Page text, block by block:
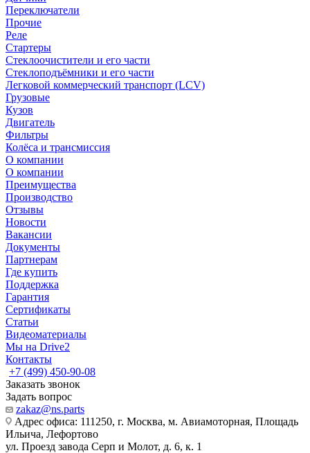
Переключатели
Прочие
Реле
Стартеры
Стеклоочистители и его части
Стеклоподъёмники и его части
Легковой коммерческий транспорт (LCV)
Грузовые
Кузов
Двигатель
Фильтры
Колёса и трансмиссия
О компании
О компании
Преимущества
Производство
Отзывы
Новости
Вакансии
Документы
Партнерам
Где купить
Поддержка
Гарантия
Сертификаты
Статьи
Видеоматериалы
Мы на Drive2
Контакты
+7 (499) 450-90-08
Заказать звонок
Задать вопрос
zakaz@ns.parts
Адрес офиса: 111250, г. Москва, м. Авиамоторная, Площадь
Ильича, Лефортово
ул. Проезд завода Серп и Молот, д. 6, к. 1